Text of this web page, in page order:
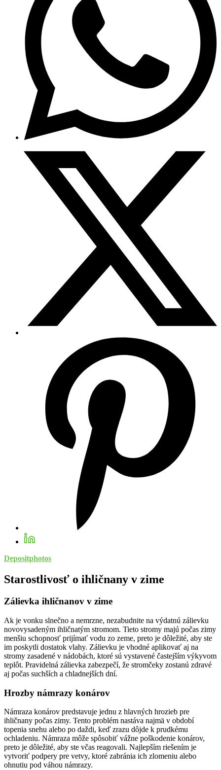
Depositphotos
Starostlivosť o ihličnany v zime
Zálievka ihličnanov v zime
Ak je vonku slnečno a nemrzne, nezabudnite na výdatnú zálievku
novovysadeným ihličnatým stromom. Tieto stromy majú počas zimy
menšiu schopnosť prijímať vodu zo zeme, preto je dôležité, aby ste
im poskytli dostatok vlahy. Zálievku je vhodné aplikovať aj na
stromy zasadené v nádobách, ktoré sú vystavené častejším výkyvom
teplôt. Pravidelná zálievka zabezpečí, že stromčeky zostanú zdravé
aj počas suchších a chladnejších dní.
Hrozby námrazy konárov
Námraza konárov predstavuje jednu z hlavných hrozieb pre
ihličnany počas zimy. Tento problém nastáva najmä v období
topenia snehu alebo po daždi, keď zrazu dôjde k prudkému
ochladeniu. Námraza môže spôsobiť vážne poškodenie konárov,
preto je dôležité, aby ste včas reagovali. Najlepším riešením je
vytvoriť podpery pre vetvy, ktoré zabránia ich zlomeniu alebo
ohnutiu pod váhou námrazy.